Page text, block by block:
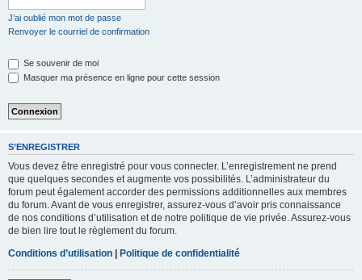
J’ai oublié mon mot de passe
Renvoyer le courriel de confirmation
Se souvenir de moi
Masquer ma présence en ligne pour cette session
S’ENREGISTRER
Vous devez être enregistré pour vous connecter. L’enregistrement ne prend
que quelques secondes et augmente vos possibilités. L’administrateur du
forum peut également accorder des permissions additionnelles aux membres
du forum. Avant de vous enregistrer, assurez-vous d’avoir pris connaissance
de nos conditions d’utilisation et de notre politique de vie privée. Assurez-vous
de bien lire tout le règlement du forum.
Conditions d’utilisation | Politique de confidentialité